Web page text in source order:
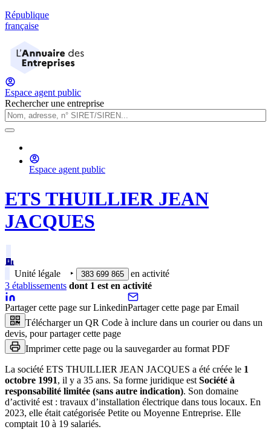
République
française
Espace agent public
Rechercher une entreprise
Espace agent public
ETS THUILLIER JEAN
JACQUES
Unité légale ‣ 383 699 865
en activité
3 établissements dont 1 est en activité
Partager cette page sur LinkedinPartager cette page par Email
Télécharger un QR Code à inclure dans un courier ou dans un
devis, pour partager cette page
Imprimer cette page ou la sauvegarder au format PDF
La société ETS THUILLIER JEAN JACQUES a été créée le 1
octobre 1991, il y a 35 ans. Sa forme juridique est Société à
responsabilité limitée (sans autre indication). Son domaine
d’activité est : travaux d’installation électrique dans tous locaux. En
2023, elle était catégorisée Petite ou Moyenne Entreprise. Elle
comptait 10 à 19 salariés.